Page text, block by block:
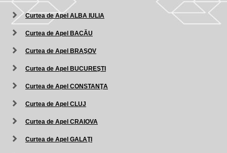
Curtea de Apel ALBA IULIA
Curtea de Apel BACĂU
Curtea de Apel BRAŞOV
Curtea de Apel BUCUREŞTI
Curtea de Apel CONSTANŢA
Curtea de Apel CLUJ
Curtea de Apel CRAIOVA
Curtea de Apel GALAŢI